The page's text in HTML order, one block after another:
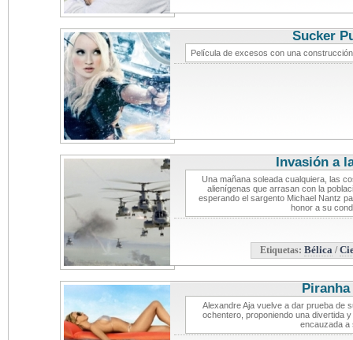
Sucker
Película de excesos con una
Invasión a
Una mañana soleada cualquiera, las
alienígenas que arrasan con la
esperando el sargento Michael Nantz
honor a su
Etiquetas: Bélica/
Piranha
Alexandre Aja vuelve a dar prueba de
ochentero, proponiendo una divertida
encauzada a